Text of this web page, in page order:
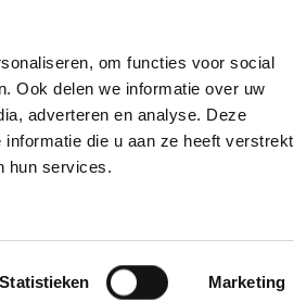
om functies voor social
Ook delen we informatie over uw
adverteren en analyse. Deze
die u aan ze heeft verstrekt
hun services.
Statistieken Marketing
Contact